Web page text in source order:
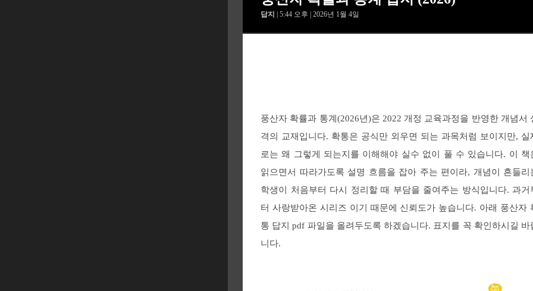
답지 | 5:44 오후 | 2026년 1월 4일
풍산자 확률과 통계(2026년)은 2022 개정 교육과정을 반영한 개념서
격의 교재입니다. 확통은 공식만 외우면 되는 과목처럼 보이지만, 실
로는 왜 그렇게 되는지를 이해해야 실수 없이 풀 수 있습니다. 이 책
읽으면서 따라가도록 설명 흐름을 잡아 주는 편이라, 개념이 흔들리
학생이 처음부터 다시 정리할 때 부담을 줄여주는 방식입니다. 과거
터 사랑받아온 시리즈 이기 때문에 신뢰도가 높습니다. 아래 풍산자
통 답지 pdf 파일을 올려두도록 하겠습니다. 표지를 꼭 확인하시길 바
니다.